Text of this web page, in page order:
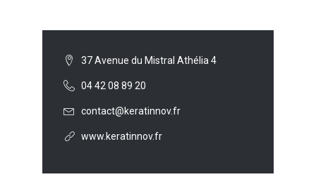
37 Avenue du Mistral Athélia 4
04 42 08 89 20
contact@keratinnov.fr
www.keratinnov.fr